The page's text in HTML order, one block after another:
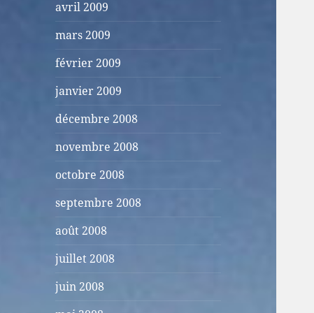
avril 2009
mars 2009
février 2009
janvier 2009
décembre 2008
novembre 2008
octobre 2008
septembre 2008
août 2008
juillet 2008
juin 2008